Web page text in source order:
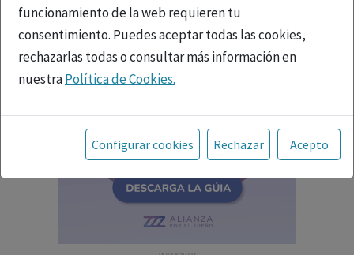
funcionamiento de la web requieren tu
consentimiento. Puedes aceptar todas las cookies,
rechazarlas todas o consultar más información en
nuestraPolítica de Cookies.
Toda la información incluida en la Página Web está
referida a productos del mercado español y, por
tanto, dirigida a profesionales sanitarios legalmente
facultados para prescribir o dispensar medicamentos
con ejercicio profesional. La información técnica de los
fármacos se facilita a título meramente informativo,
Configurar cookies Rechazar Acepto